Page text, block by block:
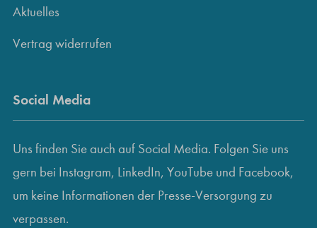
Aktuelles
Vertrag widerrufen
Social Media
Uns finden Sie auch auf Social Media. Folgen Sie uns
gern bei Instagram, LinkedIn, YouTube und Facebook,
um keine Informationen der Presse-Versorgung zu
verpassen.